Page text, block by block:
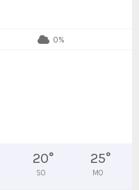
0%
20°
SO
25°
MO